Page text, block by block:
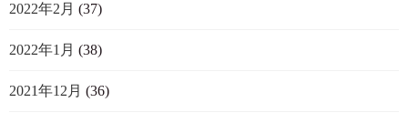
2022年2月 (37)
2022年1月 (38)
2021年12月 (36)